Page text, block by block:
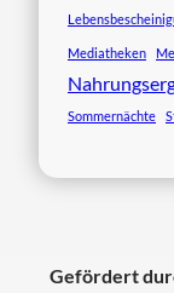
Mediatheken
Sommernächte
Gefördert